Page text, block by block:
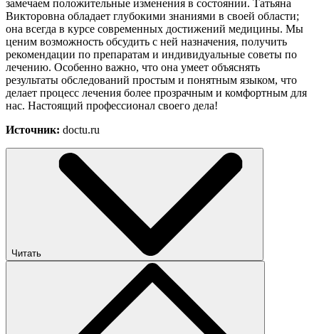
замечаем положительные изменения в состоянии. Татьяна
Викторовна обладает глубокими знаниями в своей области;
она всегда в курсе современных достижений медицины. Мы
ценим возможность обсудить с ней назначения, получить
рекомендации по препаратам и индивидуальные советы по
лечению. Особенно важно, что она умеет объяснять
результаты обследований простым и понятным языком, что
делает процесс лечения более прозрачным и комфортным для
нас. Настоящий профессионал своего дела!
Источник: doctu.ru
Читать